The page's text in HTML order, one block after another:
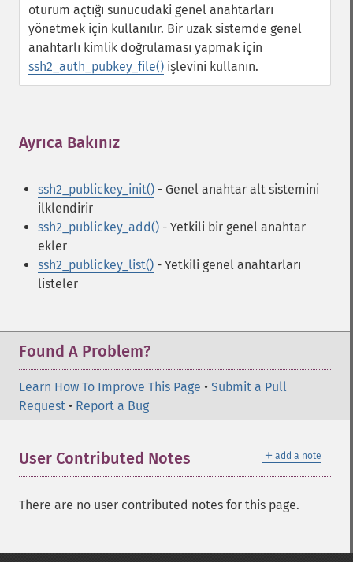
oturum açtığı sunucudaki genel anahtarları
yönetmek için kullanılır. Bir uzak sistemde genel
anahtarlı kimlik doğrulaması yapmak için
ssh2_auth_pubkey_file() işlevini kullanın.
Ayrıca Bakınız
ssh2_publickey_init() - Genel anahtar alt sistemini
ilklendirir
ssh2_publickey_add() - Yetkili bir genel anahtar
ekler
ssh2_publickey_list() - Yetkili genel anahtarları
listeler
Found A Problem?
Learn How To Improve This Page • Submit a Pull
Request • Report a Bug
＋ add a note
User Contributed Notes
There are no user contributed notes for this page.